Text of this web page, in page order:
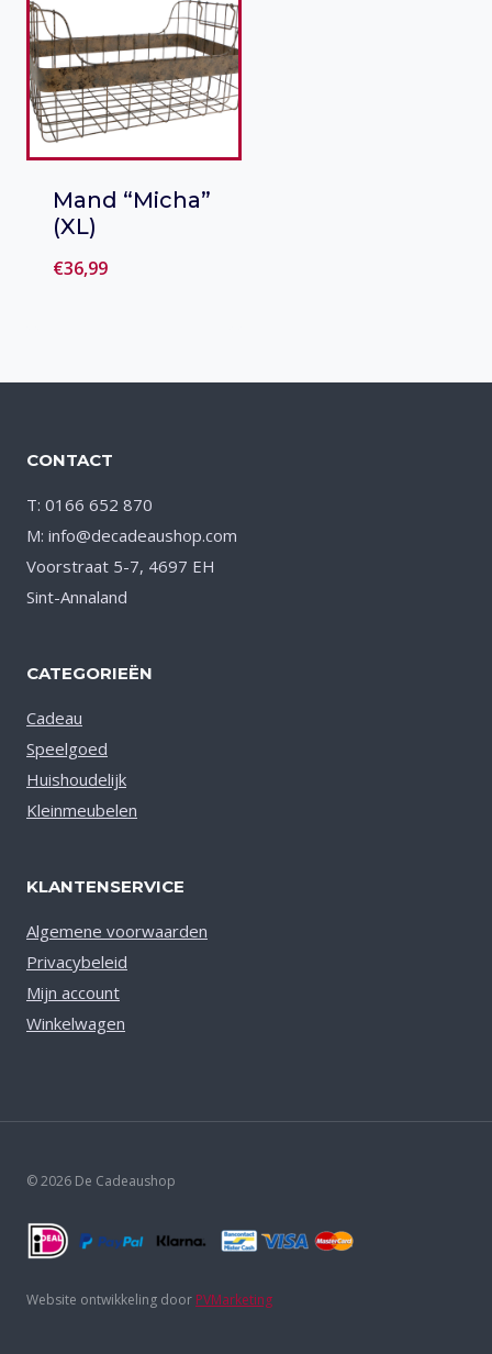
Mand “Micha”
(XL)
€36,99
CONTACT
T: 0166 652 870
M: info@decadeaushop.com
Voorstraat 5-7, 4697 EH
Sint-Annaland
CATEGORIEËN
Cadeau
Speelgoed
Huishoudelijk
Kleinmeubelen
KLANTENSERVICE
Algemene voorwaarden
Privacybeleid
Mijn account
Winkelwagen
© 2026 De Cadeaushop
Website ontwikkeling door PVMarketing